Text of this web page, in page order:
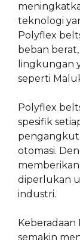
teknologi
Polyflex
beban
lingkungan
seperti
Polyflex
spesifik
otomasi.
diperlukan
industri.
semakin